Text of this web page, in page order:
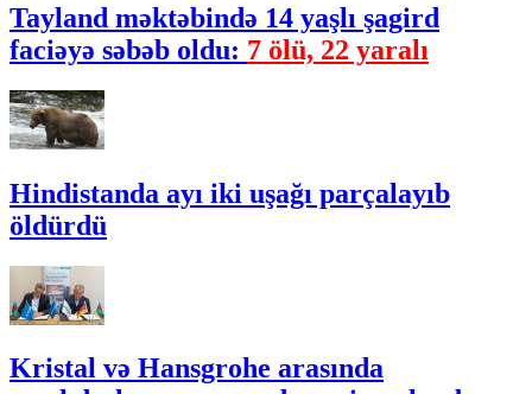
Tayland məktəbində 14 yaşlı şagird
faciəyə səbəb oldu: 7 ölü, 22 yaralı
Hindistanda ayı iki uşağı parçalayıb
öldürdü
Kristal və Hansgrohe arasında